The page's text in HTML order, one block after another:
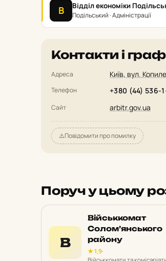
В Відділ економіки
Подільський · Адміністрації
Контакти і
Адреса Київ, вул.
Телефон +380 (44) 536-1-
Сайт arbitr.gov.ua
⚠️Повідомити про помилку
Поруч у цьому
В
Військкомат
Солом’янського
району
★ 1,9·